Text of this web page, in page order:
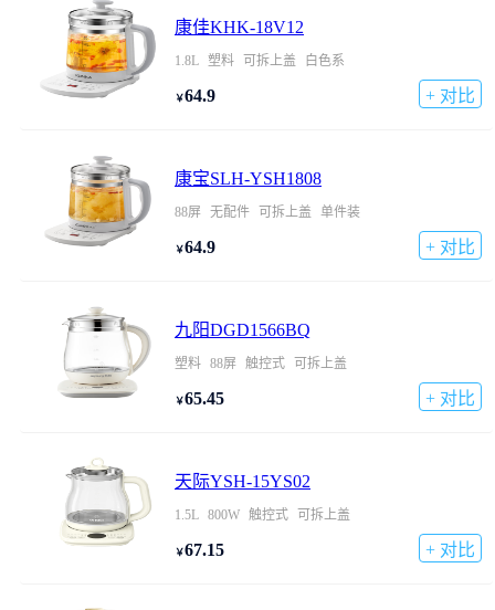
康佳KHK-18V12
1.8L 塑料 可拆上盖 白色系
￥64.9 + 对比
康宝SLH-YSH1808
88屏 无配件 可拆上盖 单件装
￥64.9 + 对比
九阳DGD1566BQ
塑料 88屏 触控式 可拆上盖
￥65.45 + 对比
天际YSH-15YS02
1.5L 800W 触控式 可拆上盖
￥67.15 + 对比